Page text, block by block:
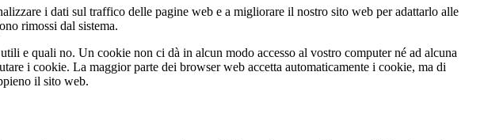
i dati sul traffico delle pagine web e a migliorare il nostro sito web per adattarlo alle
rimossi dal sistema.
e quali no. Un cookie non ci dà in alcun modo accesso al vostro computer né ad alcuna
i cookie. La maggior parte dei browser web accetta automaticamente i cookie, ma di
il sito web.